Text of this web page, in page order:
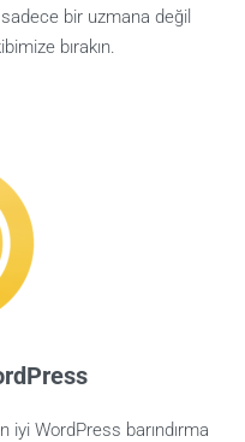
bir uzmana değil
bırakın.
iyi WordPress barındırma